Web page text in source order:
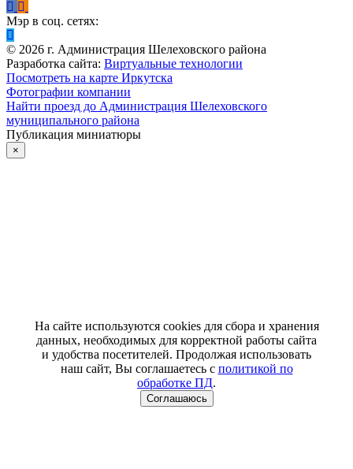
Мэр в соц. сетях:
© 2026 г. Администрация Шелеховского района
Разработка сайта: Виртуальные технологии
Посмотреть на карте Иркутска
Фотографии компании
Найти проезд до Администрация Шелеховского
муниципального района
Публикация миниатюры
×
На сайте используются cookies для сбора и хранения
данных, необходимых для корректной работы сайта
и удобства посетителей. Продолжая использовать
наш сайт, Вы соглашаетесь с политикой по
обработке ПД.
Соглашаюсь